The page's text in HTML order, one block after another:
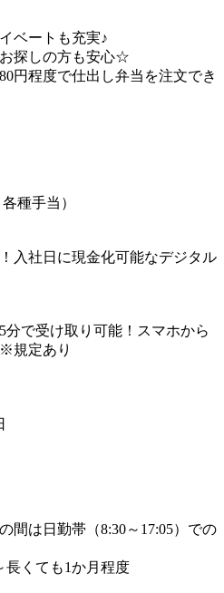
ベートも充実♪
探しの方も安心☆
円程度で仕出し弁当を注文でき
種手当）
入社日に現金化可能なデジタル
で受け取り可能！スマホから
規定あり
間は日勤帯（8:30～17:05）での
長くても1か月程度